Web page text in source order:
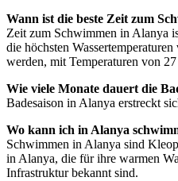
Wann ist die beste Zeit zum
Zeit zum Schwimmen in Alanya
die höchsten
werden, mit Temperaturen von
Wie viele Monate dauert die
Badesaison in Alanya erstreckt
Wo kann ich in Alanya
Schwimmen in Alanya sind
in Alanya, die für ihre warmen
Infrastruktur bekannt sind.